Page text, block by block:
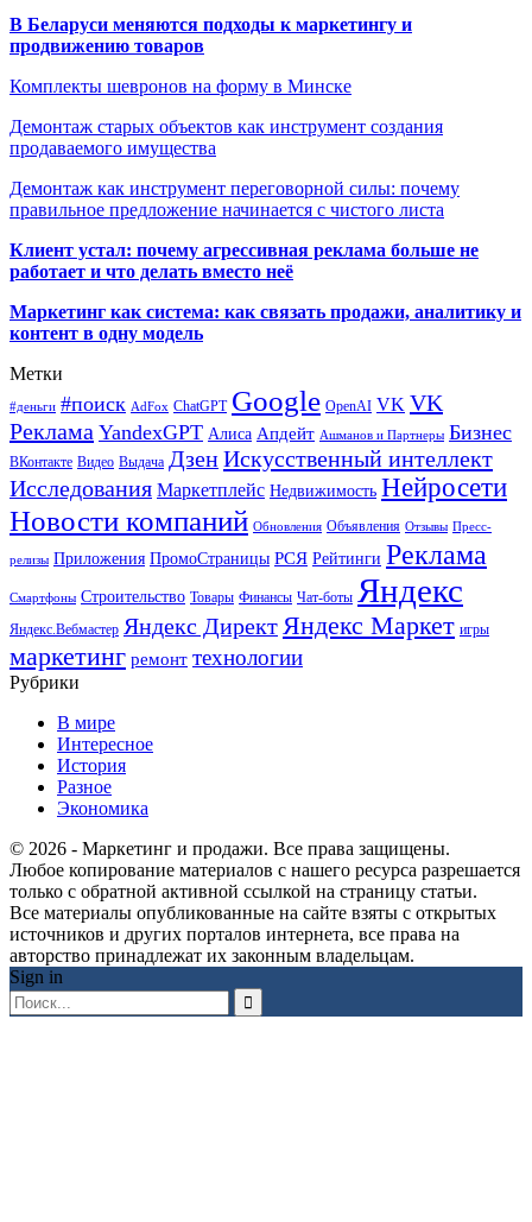
В Беларуси меняются подходы к маркетингу и
продвижению товаров
Комплекты шевронов на форму в Минске
Демонтаж старых объектов как инструмент создания
продаваемого имущества
Демонтаж как инструмент переговорной силы: почему
правильное предложение начинается с чистого листа
Клиент устал: почему агрессивная реклама больше не
работает и что делать вместо неё
Маркетинг как система: как связать продажи, аналитику и
контент в одну модель
Метки
#деньги #поиск AdFox ChatGPT Google OpenAI VK VK
Реклама YandexGPT Алиса Апдейт Ашманов и Партнеры Бизнес
ВКонтакте Видео Выдача ДзенИскусственный интеллект
Исследования Маркетплейс Недвижимость Нейросети
Новости компаний Обновления Объявления Отзывы Пресс-
релизы Приложения ПромоСтраницы РСЯ Рейтинги Реклама
Смартфоны Строительство Товары Финансы Чат-боты Яндекс
Яндекс.Вебмастер Яндекс Директ Яндекс Маркет игры
маркетинг ремонт технологии
Рубрики
В мире
Интересное
История
Разное
Экономика
© 2026 - Маркетинг и продажи. Все права защищены.
Любое копирование материалов с нашего ресурса разрешается
только с обратной активной ссылкой на страницу статьи.
Все материалы опубликованные на сайте взяты с открытых
источников и других порталов интернета, все права на
авторство принадлежат их законным владельцам.
Sign in